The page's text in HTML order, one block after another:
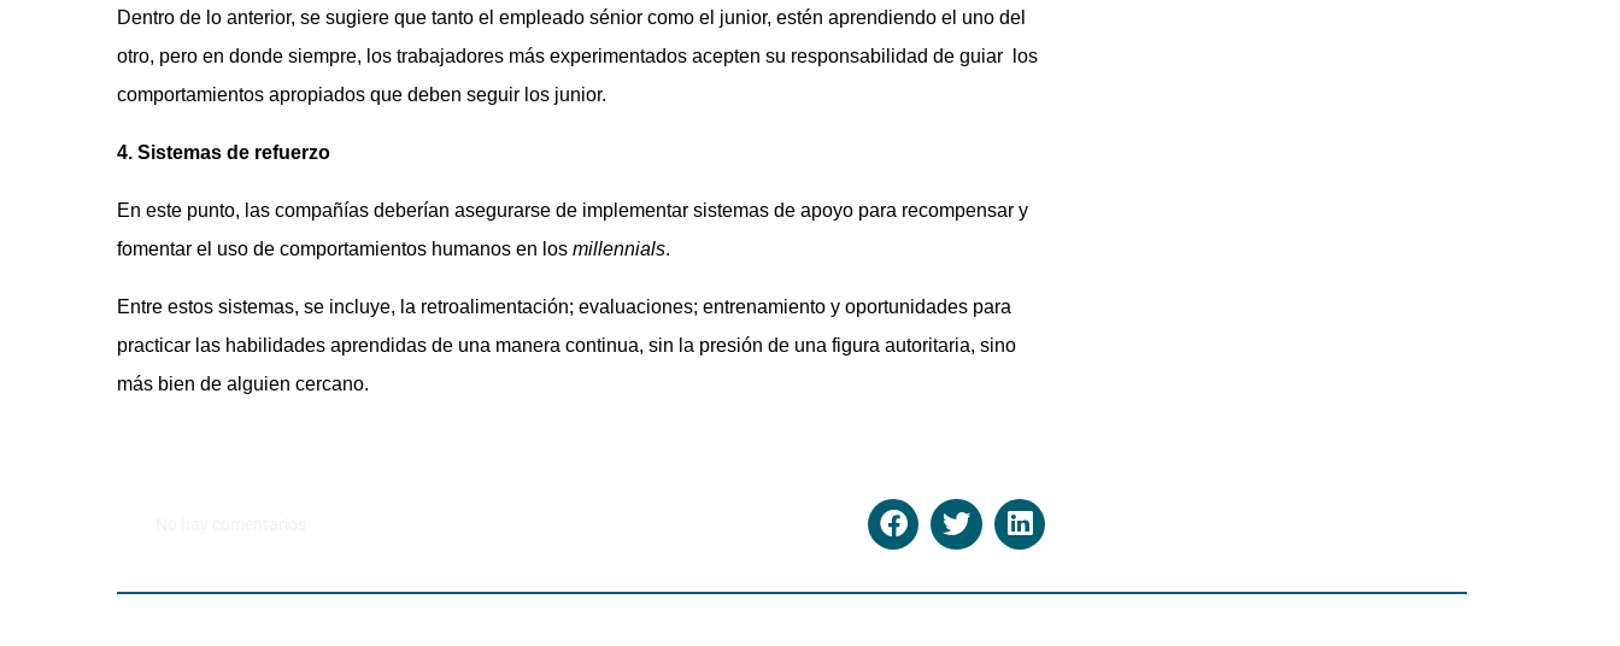
Dentro de lo anterior, se sugiere que tanto el empleado sénior como el junior, estén aprendiendo el uno del
otro, pero en donde siempre, los trabajadores más experimentados acepten su responsabilidad de guiar los
comportamientos apropiados que deben seguir los junior.
4. Sistemas de refuerzo
En este punto, las compañías deberían asegurarse de implementar sistemas de apoyo para recompensar y
fomentar el uso de comportamientos humanos en los millennials.
Entre estos sistemas, se incluye, la retroalimentación; evaluaciones; entrenamiento y oportunidades para
practicar las habilidades aprendidas de una manera continua, sin la presión de una figura autoritaria, sino
más bien de alguien cercano.